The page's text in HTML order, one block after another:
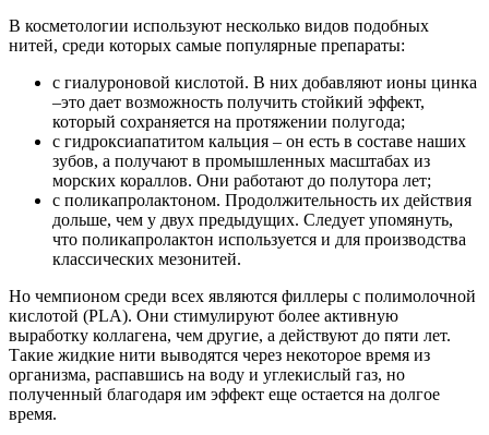
В косметологии используют несколько видов подобных
нитей, среди которых самые популярные препараты:
с гиалуроновой кислотой. В них добавляют ионы цинка
–это дает возможность получить стойкий эффект,
который сохраняется на протяжении полугода;
с гидроксиапатитом кальция – он есть в составе наших
зубов, а получают в промышленных масштабах из
морских кораллов. Они работают до полутора лет;
с поликапролактоном. Продолжительность их действия
дольше, чем у двух предыдущих. Следует упомянуть,
что поликапролактон используется и для производства
классических мезонитей.
Но чемпионом среди всех являются филлеры с полимолочной
кислотой (PLA). Они стимулируют более активную
выработку коллагена, чем другие, а действуют до пяти лет.
Такие жидкие нити выводятся через некоторое время из
организма, распавшись на воду и углекислый газ, но
полученный благодаря им эффект еще остается на долгое
время.